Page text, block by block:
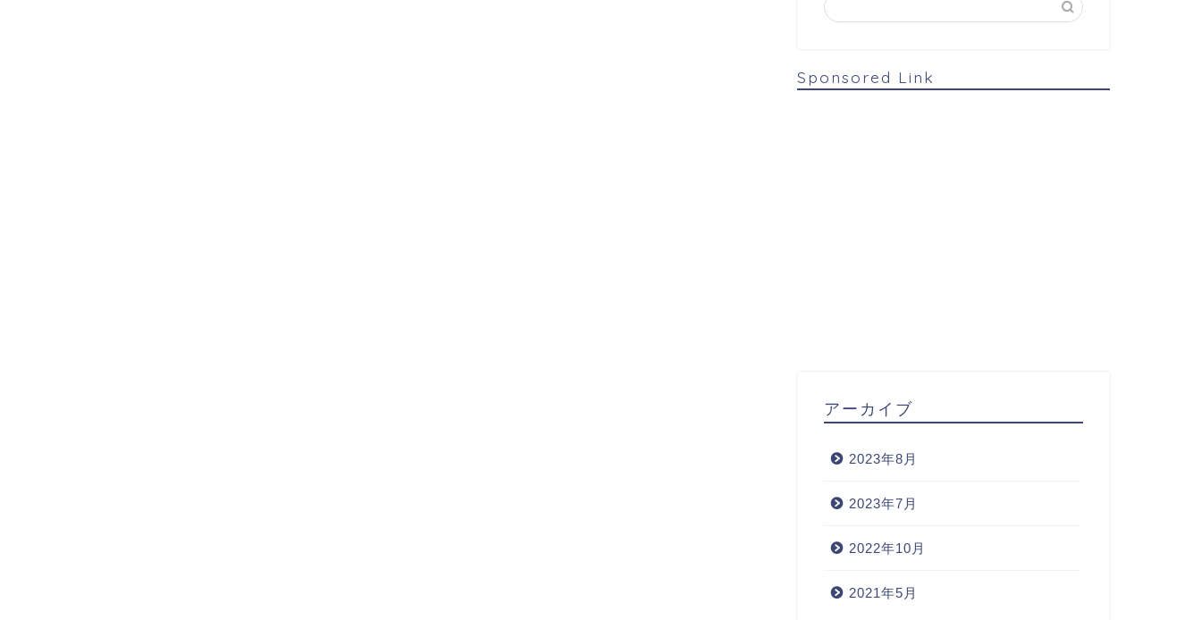
Sponsored Link
アーカイブ
2023年8月
2023年7月
2022年10月
2021年5月